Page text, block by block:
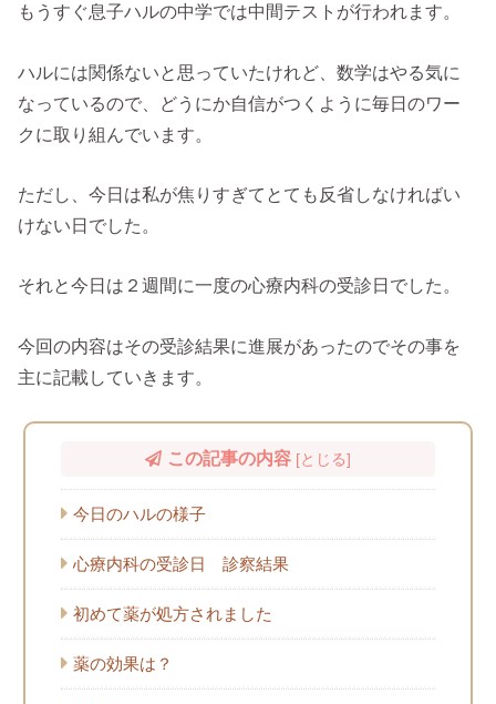
もうすぐ息子ハルの中学では中間テストが行われます。
ハルには関係ないと思っていたけれど、数学はやる気に
なっているので、どうにか自信がつくように毎日のワー
クに取り組んでいます。
ただし、今日は私が焦りすぎてとても反省しなければい
けない日でした。
それと今日は２週間に一度の心療内科の受診日でした。
今回の内容はその受診結果に進展があったのでその事を
主に記載していきます。
この記事の内容 [とじる]
今日のハルの様子
心療内科の受診日 診察結果
初めて薬が処方されました
薬の効果は？